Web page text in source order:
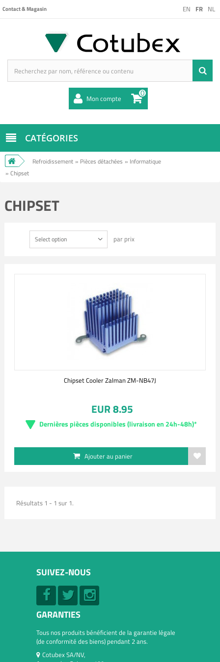
EN FR NL
Contact & Magasin
Mon compte 0
CATÉGORIES
Refroidissement » Pièces détachées » Informatique
» Chipset
CHIPSET
Select option par prix
Chipset Cooler Zalman ZM-NB47J
EUR 8.95
Dernières pièces disponibles (livraison en 24h-48h)*
Ajouter au panier
Résultats 1 - 1 sur 1.
SUIVEZ-NOUS
GARANTIES
Tous nos produits bénéficient de la garantie légale
(de conformité des biens) pendant 2 ans.
Cotubex SA/NV,